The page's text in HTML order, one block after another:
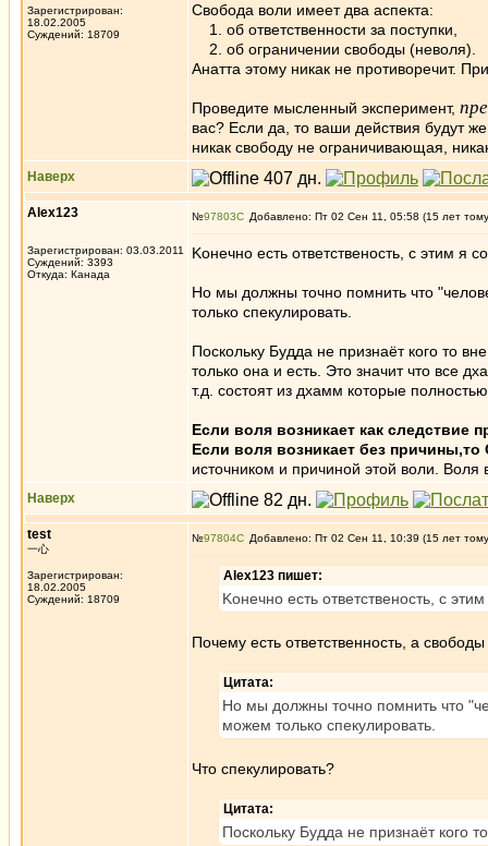
Зарегистрирован:
18.02.2005
Суждений: 18709
Свобода воли имеет два аспекта:
1. об ответственности за поступки,
2. об ограничении свободы (неволя).
Анатта этому никак не противоречит.
Проведите мысленный эксперимент,
вас? Если да, то ваши действия будут
никак свободу не ограничивающая,
Наверх
Alex123
Зарегистрирован: 03.03.2011
Суждений: 3393
Откуда: Канада
№97803 Добавлено: Пт 02 Сен 11, 05:58 (15 лет
Koнечно есть ответственость, с этим я
Но мы должны точно помнить что
только спекулировать.
Поскольку Будда не признаёт кого то
только она и есть. Это значит что все
т.д. состоят из дхамм которые
Если воля возникает как следствие
Если воля возникает без
источником и причиной этой воли. Воля
Наверх
test
一心
Зарегистрирован:
18.02.2005
Суждений: 18709
№97804 Добавлено: Пт 02 Сен 11, 10:39 (15 лет
Alex123 пишет:
Koнечно есть ответственость, с
Почему есть ответственность, а
Цитата:
Но мы должны точно помнить что
можем только спекулировать.
Что спекулировать?
Цитата:
Поскольку Будда не признаёт кого